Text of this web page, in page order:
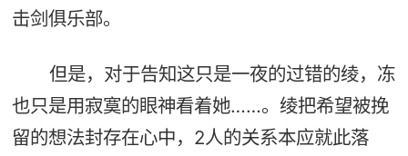
击剑俱乐部。
但是，对于告知这只是一夜的过错的绫，冻
也只是用寂寞的眼神看着她……。绫把希望被挽
留的想法封存在心中，2人的关系本应就此落